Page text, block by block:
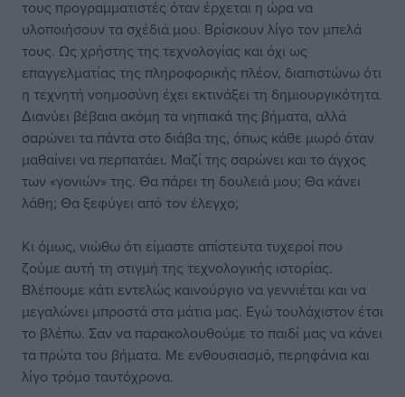
τους προγραμματιστές όταν έρχεται η ώρα να
υλοποιήσουν τα σχέδιά μου. Βρίσκουν λίγο τον μπελά
τους. Ως χρήστης της τεχνολογίας και όχι ως
επαγγελματίας της πληροφορικής πλέον, διαπιστώνω ότι
η τεχνητή νοημοσύνη έχει εκτινάξει τη δημιουργικότητα.
Διανύει βέβαια ακόμη τα νηπιακά της βήματα, αλλά
σαρώνει τα πάντα στο διάβα της, όπως κάθε μωρό όταν
μαθαίνει να περπατάει. Μαζί της σαρώνει και το άγχος
των «γονιών» της. Θα πάρει τη δουλειά μου; Θα κάνει
λάθη; Θα ξεφύγει από τον έλεγχο;
Κι όμως, νιώθω ότι είμαστε απίστευτα τυχεροί που
ζούμε αυτή τη στιγμή της τεχνολογικής ιστορίας.
Βλέπουμε κάτι εντελώς καινούργιο να γεννιέται και να
μεγαλώνει μπροστά στα μάτια μας. Εγώ τουλάχιστον έτσι
το βλέπω. Σαν να παρακολουθούμε το παιδί μας να κάνει
τα πρώτα του βήματα. Με ενθουσιασμό, περηφάνια και
λίγο τρόμο ταυτόχρονα.